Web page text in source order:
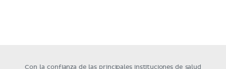
Con la confianza de las principales instituciones de salud